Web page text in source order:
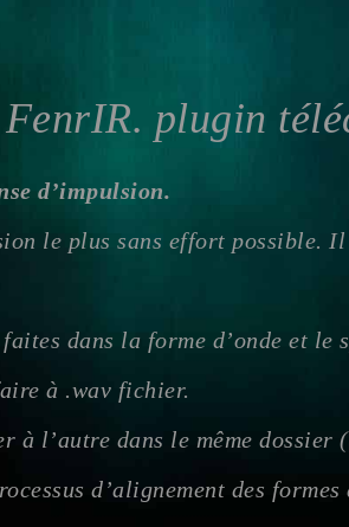
FenrIR. plugin
d’impulsion.
le plus sans effort possible.
dans la forme d’onde et
à .wav fichier.
à l’autre dans le même
d’alignement des formes